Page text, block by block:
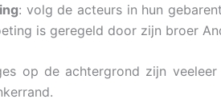
: volg de acteurs in hun
is geregeld door zijn broer
op de achtergrond zijn